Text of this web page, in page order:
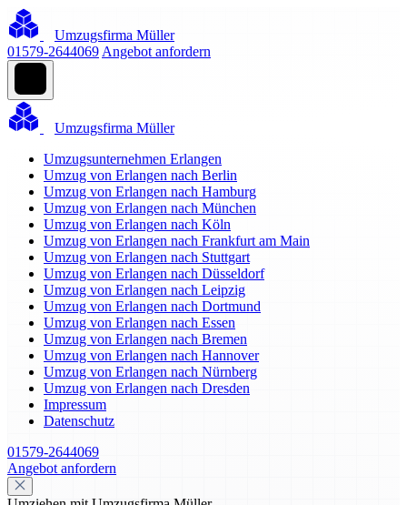
Umzugsfirma Müller
01579-2644069 Angebot anfordern
Umzugsfirma Müller
Umzugsunternehmen Erlangen
Umzug von Erlangen nach Berlin
Umzug von Erlangen nach Hamburg
Umzug von Erlangen nach München
Umzug von Erlangen nach Köln
Umzug von Erlangen nach Frankfurt am Main
Umzug von Erlangen nach Stuttgart
Umzug von Erlangen nach Düsseldorf
Umzug von Erlangen nach Leipzig
Umzug von Erlangen nach Dortmund
Umzug von Erlangen nach Essen
Umzug von Erlangen nach Bremen
Umzug von Erlangen nach Hannover
Umzug von Erlangen nach Nürnberg
Umzug von Erlangen nach Dresden
Impressum
Datenschutz
01579-2644069
Angebot anfordern